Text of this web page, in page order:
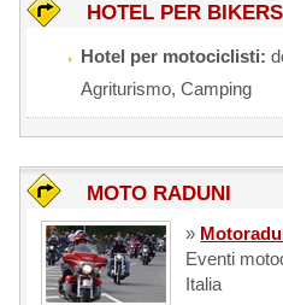
HOTEL PER BIKERS
Hotel per motociclisti:
Agriturismo, Camping
MOTO RADUNI
»
Eventi
Italia